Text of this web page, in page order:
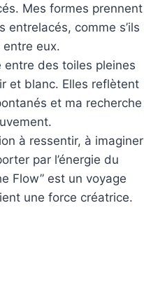
Mes formes prennent
entrelacés, comme s’ils
eux.
entre des toiles pleines
et blanc. Elles reflètent
et ma recherche
à ressentir, à imaginer
par l’énergie du
Flow” est un voyage
une force créatrice.